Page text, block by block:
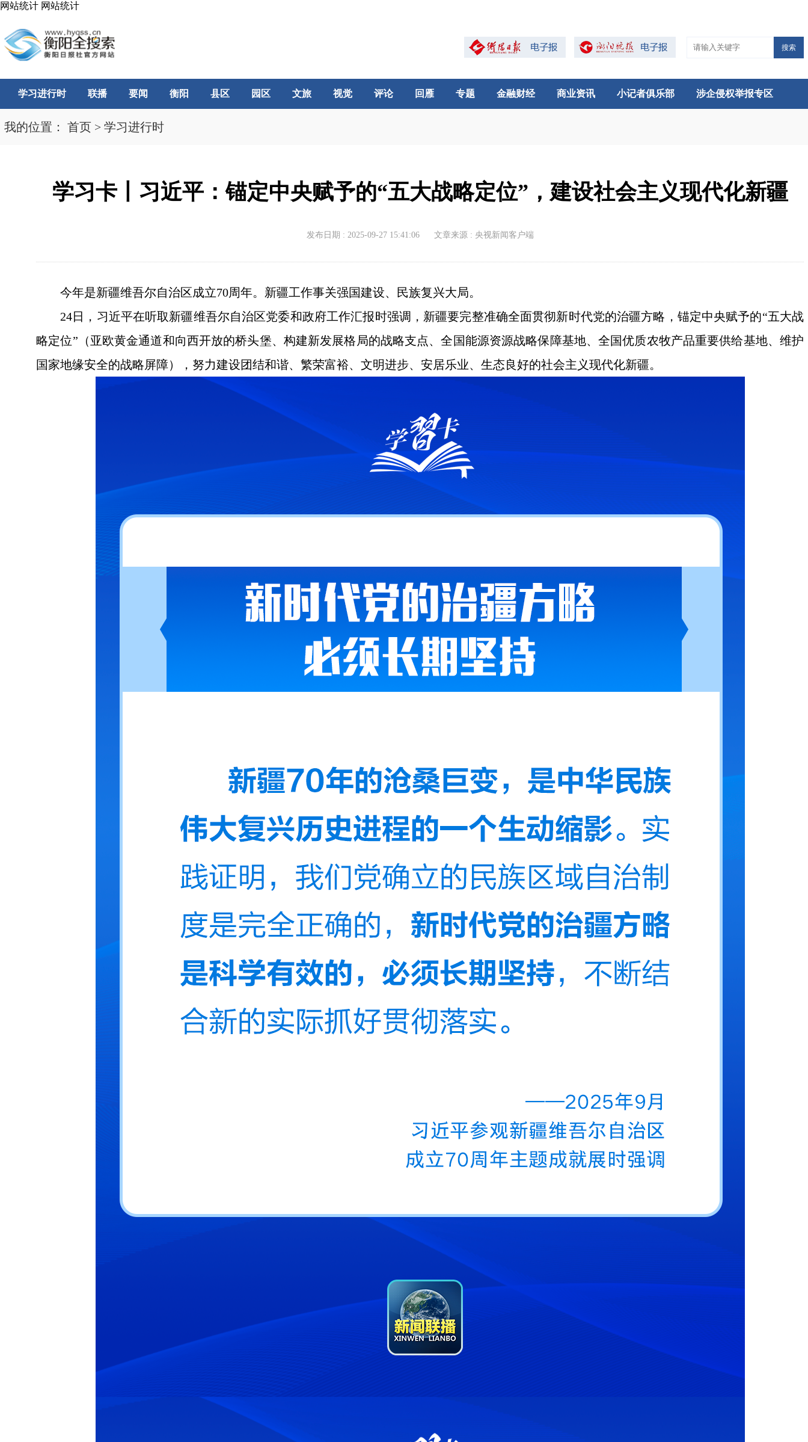
网站统计 网站统计
搜索
学习进行时 联播 要闻 衡阳 县区 园区 文旅 视觉 评论 回雁 专题 金融财经 商业资讯 小记者俱乐部 涉企侵权举报专区
我的位置： 首页 > 学习进行时
学习卡丨习近平：锚定中央赋予的“五大战略定位”，建设社会主义现代化新疆
发布日期 : 2025-09-27 15:41:06 文章来源 : 央视新闻客户端
今年是新疆维吾尔自治区成立70周年。新疆工作事关强国建设、民族复兴大局。
24日，习近平在听取新疆维吾尔自治区党委和政府工作汇报时强调，新疆要完整准确全面贯彻新时代党的治疆方略，锚定中央赋予的“五大战
略定位”（亚欧黄金通道和向西开放的桥头堡、构建新发展格局的战略支点、全国能源资源战略保障基地、全国优质农牧产品重要供给基地、维护
国家地缘安全的战略屏障），努力建设团结和谐、繁荣富裕、文明进步、安居乐业、生态良好的社会主义现代化新疆。